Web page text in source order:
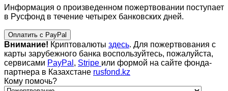
Информация о произведенном пожертвовании поступает
в Русфонд в течение четырех банковских дней.
Оплатить с PayPal
Внимание! Криптовалюты здесь. Для пожертвования с
карты зарубежного банка воспользуйтесь, пожалуйста,
сервисами PayPal , Stripe или формой на сайте фонда-
партнера в Казахстане rusfond.kz
Кому помочь?